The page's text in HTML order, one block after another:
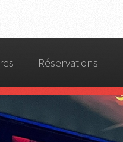
Réservations